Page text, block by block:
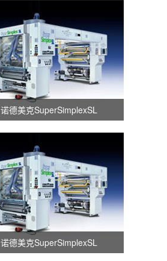
诺德美克SuperSimplexSL
诺德美克SuperSimplexSL